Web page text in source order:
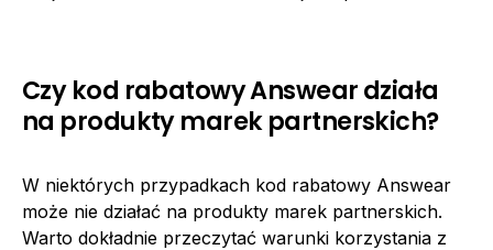
Czy kod rabatowy Answear działa
na produkty marek partnerskich?
W niektórych przypadkach kod rabatowy Answear
może nie działać na produkty marek partnerskich.
Warto dokładnie przeczytać warunki korzystania z